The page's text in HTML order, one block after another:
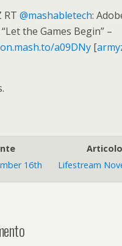
RT @mashabletech:
the Games Begin” –
a09DNy [
16th
Lifestream